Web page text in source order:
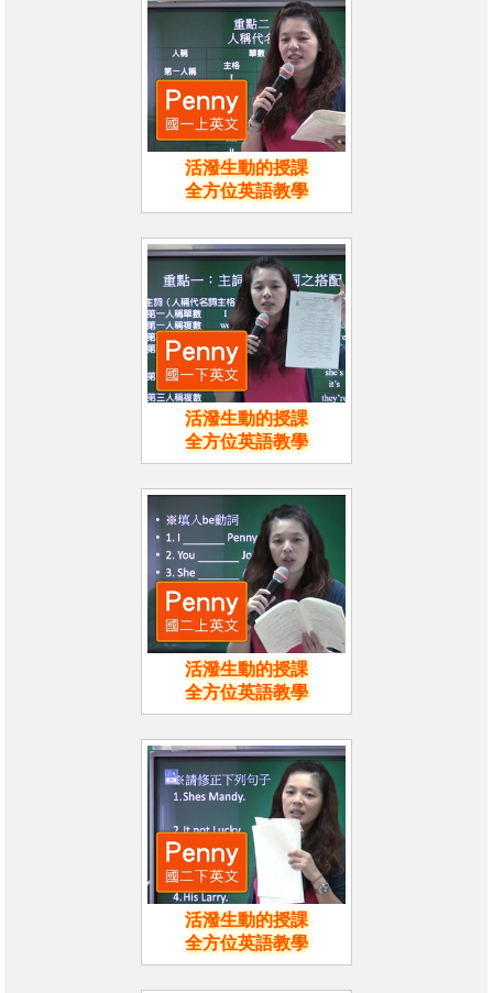
活潑生動的授課
全方位英語教學
活潑生動的授課
全方位英語教學
活潑生動的授課
全方位英語教學
活潑生動的授課
全方位英語教學